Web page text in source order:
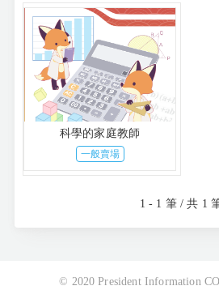
科學的家庭教師
一般賣場
1 - 1 筆 / 共 1
© 2020 President Information